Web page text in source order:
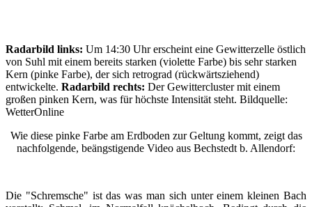
Radarbild links: Um 14:30 Uhr erscheint eine Gewitterzelle östlich
von Suhl mit einem bereits starken (violette Farbe) bis sehr starken
Kern (pinke Farbe), der sich retrograd (rückwärtsziehend)
entwickelte. Radarbild rechts: Der Gewittercluster mit einem
großen pinken Kern, was für höchste Intensität steht. Bildquelle:
WetterOnline
Wie diese pinke Farbe am Erdboden zur Geltung kommt, zeigt das
nachfolgende, beängstigende Video aus Bechstedt b. Allendorf:
Die "Schremsche" ist das was man sich unter einem kleinen Bach